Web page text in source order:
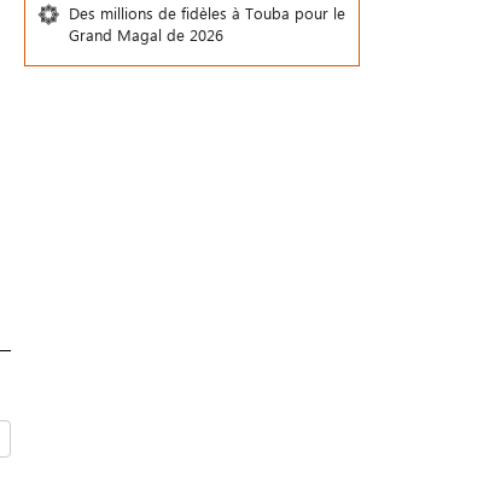
Des millions de fidèles à Touba pour le
Grand Magal de 2026